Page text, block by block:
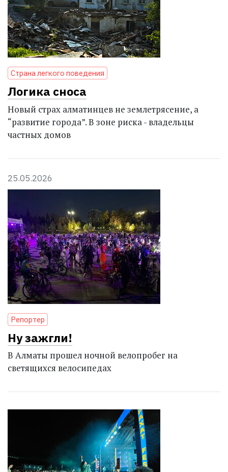
Страна легкого поведения
Логика сноса
Новый страх алматинцев не землетрясение, а
“развитие города”. В зоне риска - владельцы
частных домов
25.05.2026
Репортер
Ну зажгли!
В Алматы прошел ночной велопробег на
светящихся велосипедах